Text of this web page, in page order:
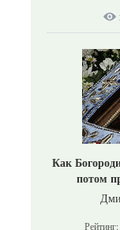
Как
потом
Рейтинг: